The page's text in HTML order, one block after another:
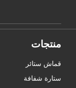
منتجات
قماش ستائر
ستارة شفافة